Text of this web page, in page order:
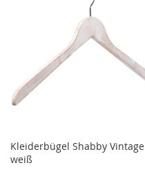
Kleiderbügel Shabby Vintage
weiß